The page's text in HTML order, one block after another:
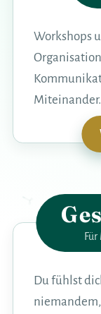
Workshops
Miteinander.
Du fühlst